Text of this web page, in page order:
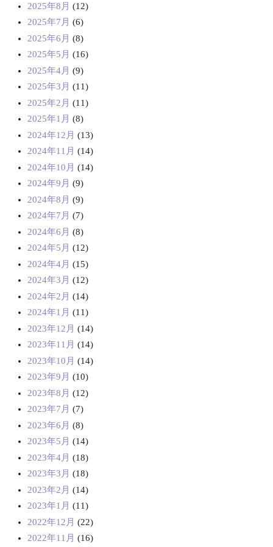
2025年8月 (12)
2025年7月 (6)
2025年6月 (8)
2025年5月 (16)
2025年4月 (9)
2025年3月 (11)
2025年2月 (11)
2025年1月 (8)
2024年12月 (13)
2024年11月 (14)
2024年10月 (14)
2024年9月 (9)
2024年8月 (9)
2024年7月 (7)
2024年6月 (8)
2024年5月 (12)
2024年4月 (15)
2024年3月 (12)
2024年2月 (14)
2024年1月 (11)
2023年12月 (14)
2023年11月 (14)
2023年10月 (14)
2023年9月 (10)
2023年8月 (12)
2023年7月 (7)
2023年6月 (8)
2023年5月 (14)
2023年4月 (18)
2023年3月 (18)
2023年2月 (14)
2023年1月 (11)
2022年12月 (22)
2022年11月 (16)